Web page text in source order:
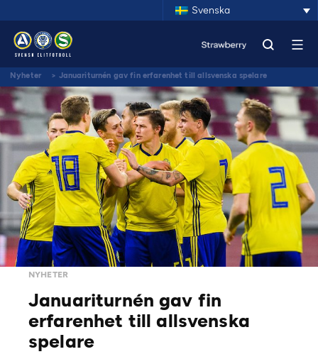
Svenska
Nyheter > Januariturnén gav fin erfarenhet till allsvenska spelare
NYHETER
Januariturnén gav fin
erfarenhet till allsvenska
spelare